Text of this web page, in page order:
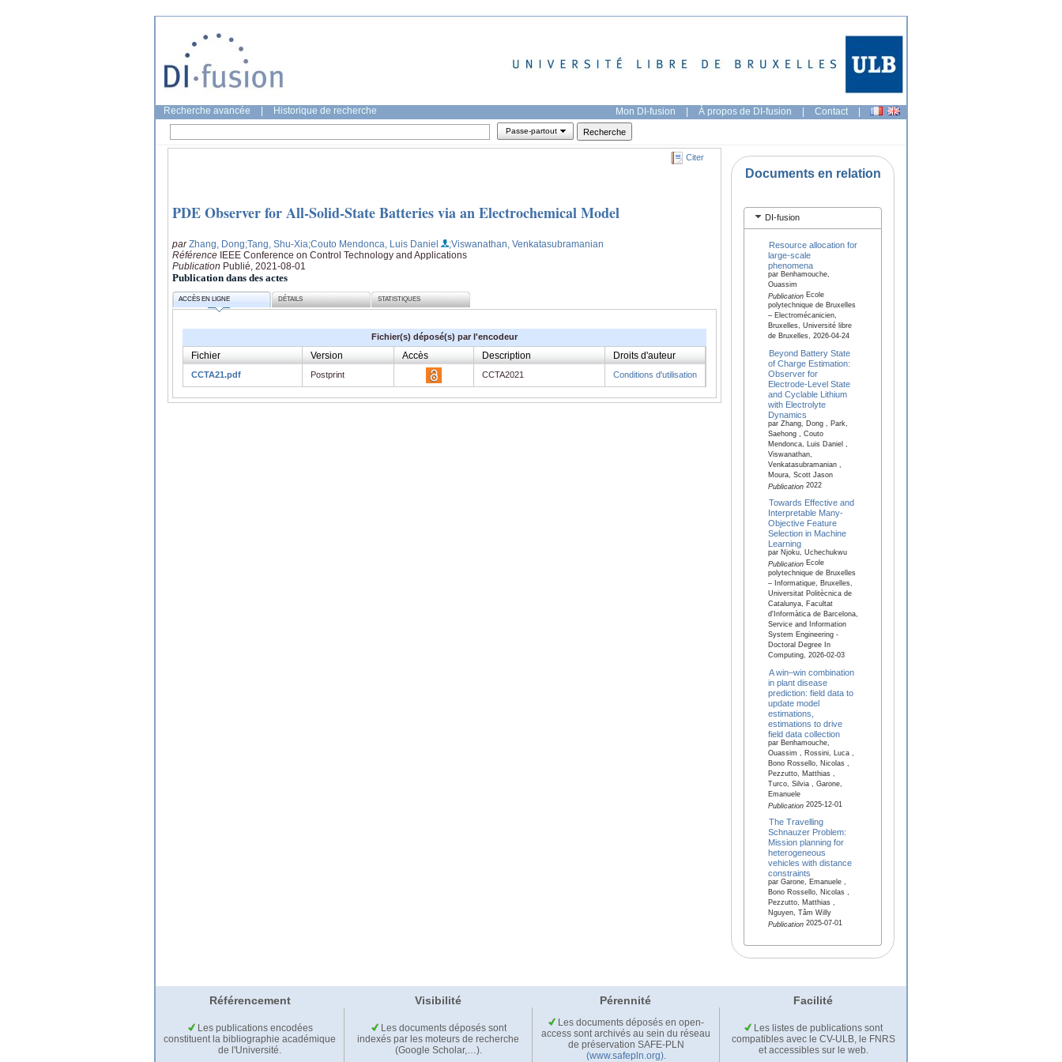
Recherche avancée Historique de recherche Mon DI-fusion | À propos de DI-fusion | Contact |
Passe-partout
Citer
PDE Observer for All-Solid-State Batteries via an Electrochemical Model
parZhang, Dong;Tang, Shu-Xia;Couto Mendonca, Luis Daniel
;Viswanathan, Venkatasubramanian
Référence IEEE Conference on Control Technology and Applications
Publication Publié, 2021-08-01
Publication dans des actes
ACCÈS EN LIGNE DÉTAILS STATISTIQUES
Fichier(s) déposé(s) par l'encodeur
Fichier Version Accès Description Droits d'auteur
CCTA21.pdf Postprint CCTA2021 Conditions d'utilisation
Documents en relation
DI-fusion
Resource allocation for
large-scale
phenomena
par Benhamouche,
Ouassim
PublicationEcole
polytechnique de Bruxelles
– Electromécanicien,
Bruxelles, Université libre
de Bruxelles, 2026-04-24
Beyond Battery State
of Charge Estimation:
Observer for
Electrode-Level State
and Cyclable Lithium
with Electrolyte
Dynamics
par Zhang, Dong , Park,
Saehong , Couto
Mendonca, Luis Daniel ,
Viswanathan,
Venkatasubramanian ,
Moura, Scott Jason
Publication2022
Towards Effective and
Interpretable Many-
Objective Feature
Selection in Machine
Learning
par Njoku, Uchechukwu
PublicationEcole
polytechnique de Bruxelles
– Informatique, Bruxelles,
Universitat Politècnica de
Catalunya, Facultat
d'Informàtica de Barcelona,
Service and Information
System Engineering -
Doctoral Degree In
Computing, 2026-02-03
A win–win combination
in plant disease
prediction: field data to
update model
estimations,
estimations to drive
field data collection
par Benhamouche,
Ouassim , Rossini, Luca ,
Bono Rossello, Nicolas ,
Pezzutto, Matthias ,
Turco, Silvia , Garone,
Emanuele
Publication2025-12-01
The Travelling
Schnauzer Problem:
Mission planning for
heterogeneous
vehicles with distance
constraints
par Garone, Emanuele ,
Bono Rossello, Nicolas ,
Pezzutto, Matthias ,
Nguyen, Tâm Willy
Publication2025-07-01
Référencement Visibilité Pérennité Facilité
Les publications encodées
constituent la bibliographie académique
de l'Université.
Les documents déposés sont
indexés par les moteurs de recherche
(Google Scholar,…).
Les documents déposés en open-
access sont archivés au sein du réseau
de préservation SAFE-PLN
(www.safepln.org).
Les listes de publications sont
compatibles avec le CV-ULB, le FNRS
et accessibles sur le web.